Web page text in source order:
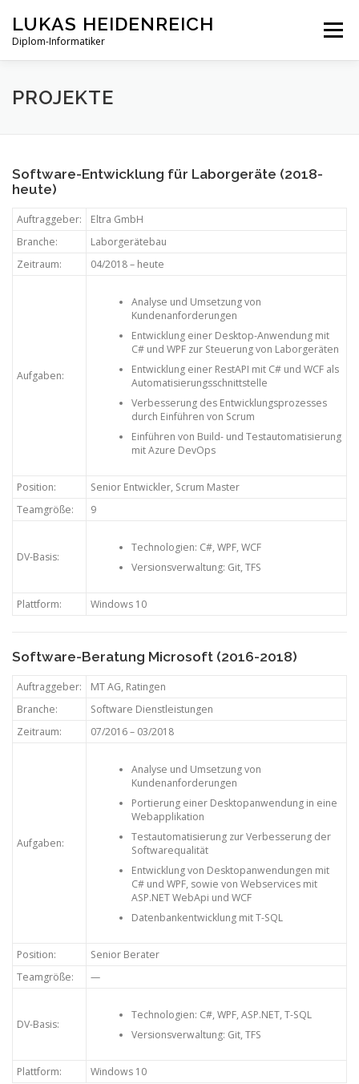
springen
LUKAS HEIDENREICH
Diplom-Informatiker
Menü
PROFIL PROJEKTE
PROJEKTE
Software-Entwicklung für Laborgeräte (2018-
heute)
Auftraggeber:
Eltra GmbH
Branche:
Laborgerätebau
Zeitraum:
04/2018 – heute
Aufgaben:
Analyse und Umsetzung von
Kundenanforderungen
Entwicklung einer Desktop-Anwendung mit
C# und WPF zur Steuerung von Laborgeräten
Entwicklung einer RestAPI mit C# und WCF als
Automatisierungsschnittstelle
Verbesserung des Entwicklungsprozesses
durch Einführen von Scrum
Einführen von Build- und Testautomatisierung
mit Azure DevOps
Position:
Senior Entwickler, Scrum Master
Teamgröße:
9
DV-Basis:
Technologien: C#, WPF, WCF
Versionsverwaltung: Git, TFS
Plattform: Windows 10
Software-Beratung Microsoft (2016-2018)
Auftraggeber:
MT AG, Ratingen
Branche:
Software Dienstleistungen
Zeitraum:
07/2016 – 03/2018
Aufgaben:
Analyse und Umsetzung von
Kundenanforderungen
Portierung einer Desktopanwendung in eine
Webapplikation
Testautomatisierung zur Verbesserung der
Softwarequalität
Entwicklung von Desktopanwendungen mit
C# und WPF, sowie von Webservices mit
ASP.NET WebApi und WCF
Datenbankentwicklung mit T-SQL
Position:
Senior Berater
Teamgröße:
—
DV-Basis:
Technologien: C#, WPF, ASP.NET, T-SQL
Versionsverwaltung: Git, TFS
Plattform: Windows 10